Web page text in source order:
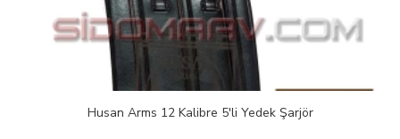
Husan Arms 12 Kalibre 5'li Yedek Şarjör